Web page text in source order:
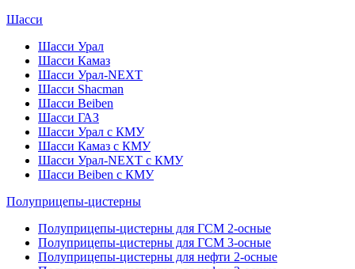
Шасси
Шасси Урал
Шасси Камаз
Шасси Урал-NEXT
Шасси Shacman
Шасси Beiben
Шасси ГАЗ
Шасси Урал с КМУ
Шасси Камаз с КМУ
Шасси Урал-NEXT с КМУ
Шасси Beiben с КМУ
Полуприцепы-цистерны
Полуприцепы-цистерны для ГСМ 2-осные
Полуприцепы-цистерны для ГСМ 3-осные
Полуприцепы-цистерны для нефти 2-осные